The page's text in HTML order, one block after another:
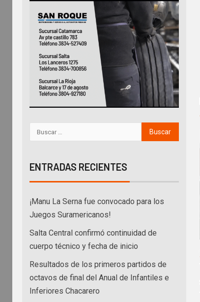
ENTRADAS RECIENTES
¡Manu La Serna fue convocado para los
Juegos Suramericanos!
Salta Central confirmó continuidad de
cuerpo técnico y fecha de inicio
Resultados de los primeros partidos de
octavos de final del Anual de Infantiles e
Inferiores Chacarero